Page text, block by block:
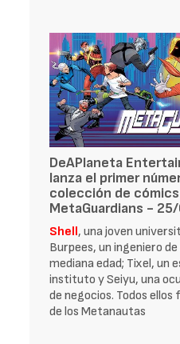
DeAPlaneta
lanza el primer
colección de cómics
MetaGuardians -
Shell, una joven
Burpees, un ingeniero
mediana edad; Tixel, un
instituto y Seiyu, una
de negocios. Todos
de los Metanautas